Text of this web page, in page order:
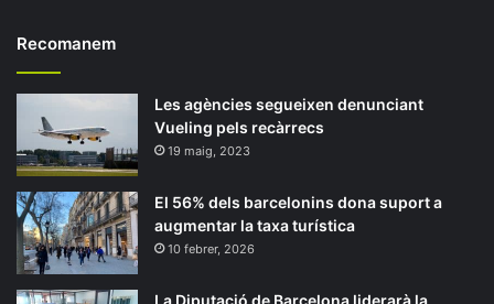
Recomanem
Les agències segueixen denunciant
Vueling pels recàrrecs
19 maig, 2023
El 56% dels barcelonins dona suport a
augmentar la taxa turística
10 febrer, 2026
La Diputació de Barcelona liderarà la